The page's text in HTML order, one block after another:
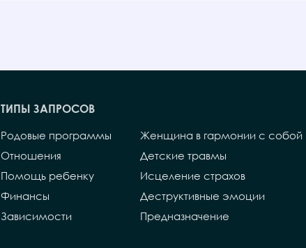
Родовые программы
Отношения
Помощь ребенку
Финансы
ТИПЫ ЗАПРОСОВ
Женщина в гармонии с собой
Детские травмы
Исцеление страхов
Деструктивные эмоции
Зависимости
Предназначение